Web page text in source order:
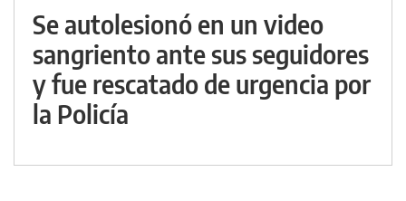
Se autolesionó en un video
sangriento ante sus seguidores
y fue rescatado de urgencia por
la Policía